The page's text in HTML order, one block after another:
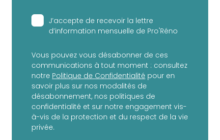
J’accepte de recevoir la lettre
d’information mensuelle de Pro'Réno
Vous pouvez vous désabonner de ces
communications à tout moment : consultez
notre Politique de Confidentialité pour en
savoir plus sur nos modalités de
désabonnement, nos politiques de
confidentialité et sur notre engagement vis-
à-vis de la protection et du respect de la vie
privée.